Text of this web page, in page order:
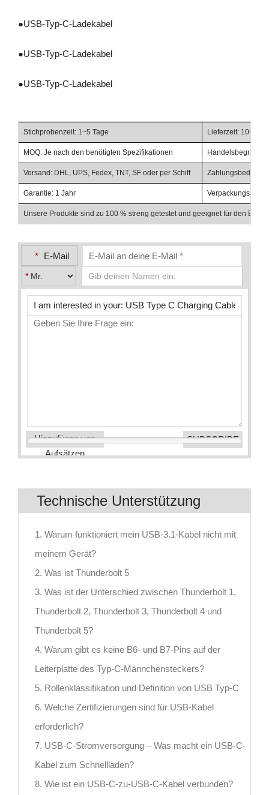
●USB-Typ-C-Ladekabel
●USB-Typ-C-Ladekabel
●USB-Typ-C-Ladekabel
Stichprobenzeit: 1~5 Tage Lieferzeit: 10~20
MOQ: Je nach den benötigten Spezifikationen Handelsbegriffe:
Versand: DHL, UPS, Fedex, TNT, SF oder per Schiff
Garantie: 1 Jahr
Unsere Produkte sind zu 100 % streng getestet und geeignet für den
* E-Mail
*
Hinzufügen von
Aufsätzen
Technische Unterstützung
1. Warum funktioniert mein USB-3.1-Kabel nicht mit
meinem Gerät?
2. Was ist Thunderbolt 5
3. Was ist der Unterschied zwischen Thunderbolt 1,
Thunderbolt 2, Thunderbolt 3, Thunderbolt 4 und
Thunderbolt 5?
4. Warum gibt es keine B6- und B7-Pins auf der
Leiterplatte des Typ-C-Männchensteckers?
5. Rollenklassifikation und Definition von USB Typ-C
6. Welche Zertifizierungen sind für USB-Kabel
erforderlich?
7. USB-C-Stromversorgung – Was macht ein USB-C-
Kabel zum Schnellladen?
8. Wie ist ein USB-C-zu-USB-C-Kabel verbunden?